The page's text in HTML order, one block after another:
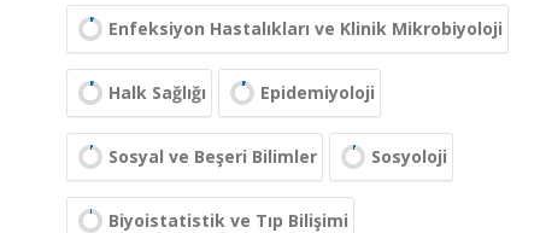
Enfeksiyon Hastalıkları ve Klinik Mikrobiyoloji
Halk Sağlığı Epidemiyoloji
Sosyal ve Beşeri Bilimler Sosyoloji
Biyoistatistik ve Tıp Bilişimi